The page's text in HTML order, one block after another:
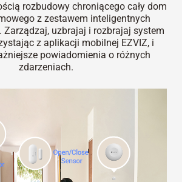
rozbudowy chroniącego cały dom
z zestawem inteligentnych
Zarządzaj, uzbrajaj i rozbrajaj system
z aplikacji mobilnej EZVIZ, i
powiadomienia o różnych
zdarzeniach.